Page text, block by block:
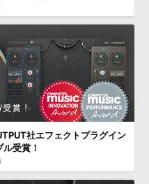
社エフェクトプラグイン
受賞！